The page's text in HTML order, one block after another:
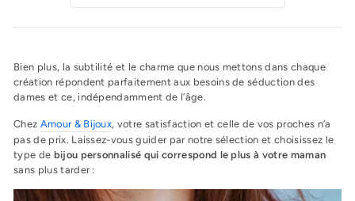
Bien plus, la subtilité et le charme que nous mettons dans chaque
création répondent parfaitement aux besoins de séduction des
dames et ce, indépendamment de l’âge.
Chez Amour & Bijoux, votre satisfaction et celle de vos proches n’a
pas de prix. Laissez-vous guider par notre sélection et choisissez le
type de bijou personnalisé qui correspond le plus à votre maman
sans plus tarder :